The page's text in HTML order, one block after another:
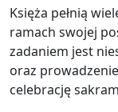
Księża pełnią
ramach swojej
zadaniem jest
oraz
celebrację